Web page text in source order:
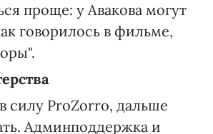
проще: у Авакова могут
говорилось в фильме,
силу ProZorro, дальше
Админподдержка и